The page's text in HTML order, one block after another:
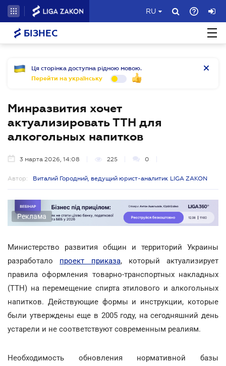
RU
БІЗНЕС
Ця сторінка доступна рідною мовою.
Перейти на українську
Минразвития хочет
актуализировать ТТН для
алкогольных напитков
3 марта 2026, 14:08 225 0
Автор: Виталий Городний, ведущий юрист-аналитик LIGA ZAKON
Реклама
Министерство развития общин и территорий Украины
разработало проект приказа, который актуализирует
правила оформления товарно-транспортных накладных
(ТТН) на перемещение спирта этилового и алкогольных
напитков. Действующие формы и инструкции, которые
были утверждены еще в 2005 году, на сегодняшний день
устарели и не соответствуют современным реалиям.
Необходимость обновления нормативной базы